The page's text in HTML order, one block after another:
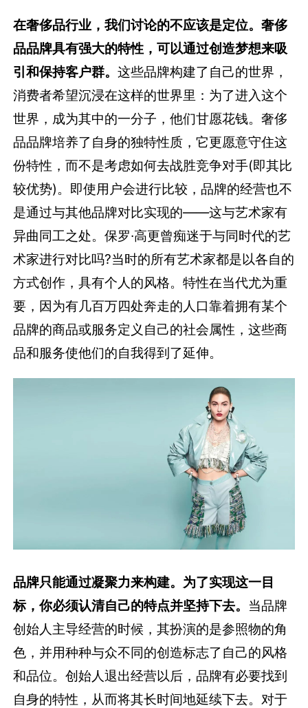
在奢侈品行业，我们讨论的不应该是定位。奢侈
品品牌具有强大的特性，可以通过创造梦想来吸
引和保持客户群。这些品牌构建了自己的世界，
消费者希望沉浸在这样的世界里：为了进入这个
世界，成为其中的一分子，他们甘愿花钱。奢侈
品品牌培养了自身的独特性质，它更愿意守住这
份特性，而不是考虑如何去战胜竞争对手(即其比
较优势)。即使用户会进行比较，品牌的经营也不
是通过与其他品牌对比实现的——这与艺术家有
异曲同工之处。保罗·高更曾痴迷于与同时代的艺
术家进行对比吗?当时的所有艺术家都是以各自的
方式创作，具有个人的风格。特性在当代尤为重
要，因为有几百万四处奔走的人口靠着拥有某个
品牌的商品或服务定义自己的社会属性，这些商
品和服务使他们的自我得到了延伸。
品牌只能通过凝聚力来构建。为了实现这一目
标，你必须认清自己的特点并坚持下去。 当品牌
创始人主导经营的时候，其扮演的是参照物的角
色，并用种种与众不同的创造标志了自己的风格
和品位。创始人退出经营以后，品牌有必要找到
自身的特性，从而将其长时间地延续下去。对于